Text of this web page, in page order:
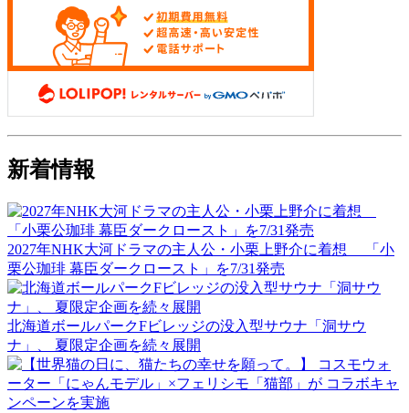
新着情報
2027年NHK大河ドラマの主人公・小栗上野介に着想 「小
栗公珈琲 幕臣ダークロースト」を7/31発売
北海道ボールパークFビレッジの没入型サウナ「洞サウ
ナ」、 夏限定企画を続々展開